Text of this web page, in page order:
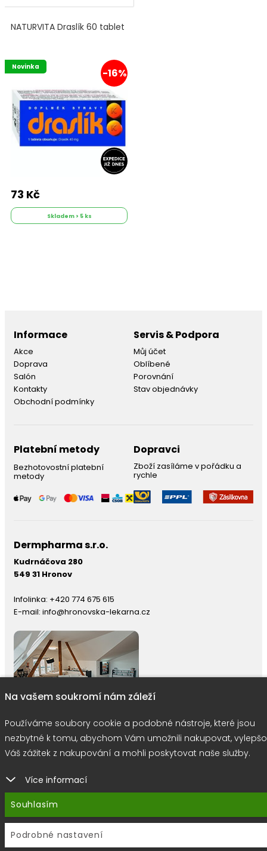
NATURVITA Draslík 60 tablet
-16%
Novinka
73 Kč
Skladem > 5 ks
Informace
Akce
Doprava
Salón
Kontakty
Obchodní podmínky
Servis & Podpora
Můj účet
Oblíbené
Porovnání
Stav objednávky
Platební metody
Bezhotovostní platební
metody
Dopravci
Zboží zasíláme v pořádku a
rychle
Dermpharma s.r.o.
Kudrnáčova 280
549 31 Hronov
Infolinka: +420 774 675 615
E-mail: info@hronovska-lekarna.cz
Používáme soubory cookie
Na vašem soukromí nám záleží
Používáme soubory cookie a podobné nástroje, které jsou
nezbytné k tomu, abychom Vám umožnili nakupovat,
Váš zážitek z nakupování a mohli poskytovat naše služby.
Více informací
Souhlasím
Podrobné nastavení